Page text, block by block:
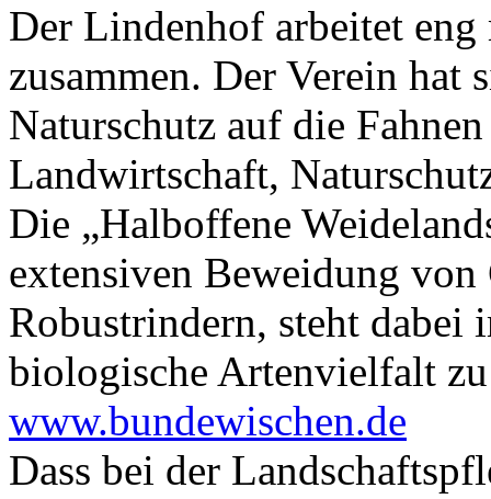
Der Lindenhof arbeitet
zusammen. Der Verein hat
Naturschutz auf die
Landwirtschaft,
Die „Halboffene
extensiven Beweidung
Robustrindern, steht dabei
biologische Artenvielfalt
www.bundewischen.de
Dass bei der